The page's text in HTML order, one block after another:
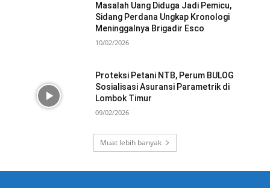
Masalah Uang Diduga Jadi Pemicu,
Sidang Perdana Ungkap Kronologi
Meninggalnya Brigadir Esco
10/02/2026
Proteksi Petani NTB, Perum BULOG
Sosialisasi Asuransi Parametrik di
Lombok Timur
09/02/2026
Muat lebih banyak